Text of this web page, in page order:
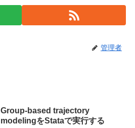
管理者
Group-based trajectory
modelingをStataで実行する